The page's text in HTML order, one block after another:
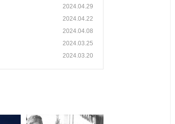
2024.04.29
2024.04.22
2024.04.08
2024.03.25
2024.03.20